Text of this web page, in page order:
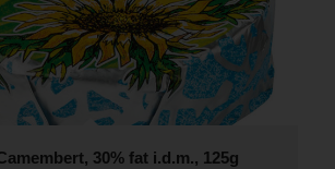
30% fat i.d.m., 125g